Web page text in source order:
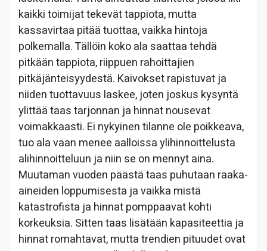
kaikki toimijat tekevät tappiota, mutta
kassavirtaa pitää tuottaa, vaikka hintoja
polkemalla. Tällöin koko ala saattaa tehdä
pitkään tappiota, riippuen rahoittajien
pitkäjänteisyydestä. Kaivokset rapistuvat ja
niiden tuottavuus laskee, joten joskus kysyntä
ylittää taas tarjonnan ja hinnat nousevat
voimakkaasti. Ei nykyinen tilanne ole poikkeava,
tuo ala vaan menee aalloissa ylihinnoittelusta
alihinnoitteluun ja niin se on mennyt aina.
Muutaman vuoden päästä taas puhutaan raaka-
aineiden loppumisesta ja vaikka mistä
katastrofista ja hinnat pomppaavat kohti
korkeuksia. Sitten taas lisätään kapasiteettia ja
hinnat romahtavat, mutta trendien pituudet ovat